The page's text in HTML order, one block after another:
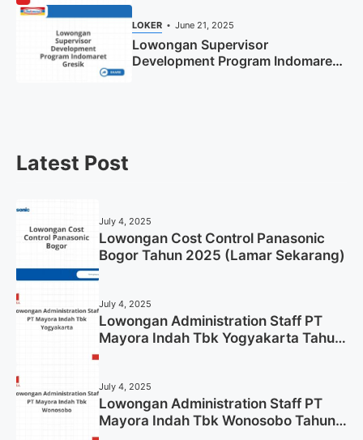
LOKER June 21, 2025
Lowongan Supervisor
Development Program Indomaret
Latest Post
July 4, 2025
Lowongan Cost Control Panasonic
Bogor Tahun 2025 (Lamar Sekarang)
July 4, 2025
Lowongan Administration Staff PT
Mayora Indah Tbk Yogyakarta Tahun
July 4, 2025
Lowongan Administration Staff PT
Mayora Indah Tbk Wonosobo Tahun